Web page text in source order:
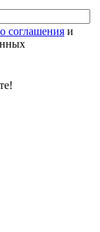
соглашения и